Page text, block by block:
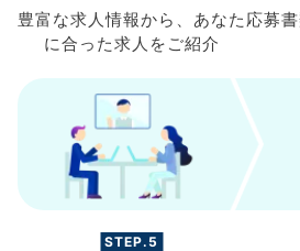
豊富な求人情報から、 あなた
に合った求人を ご紹介
応募
STEP.5